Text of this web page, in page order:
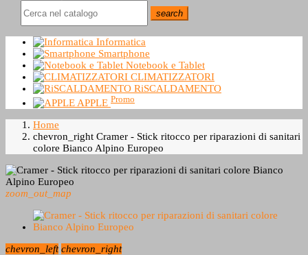
search
Informatica
Smartphone
Notebook e Tablet
CLIMATIZZATORI
RiSCALDAMENTO
APPLE Promo
Home
chevron_right Cramer - Stick ritocco per riparazioni di sanitari
colore Bianco Alpino Europeo
zoom_out_map
chevron_left chevron_right